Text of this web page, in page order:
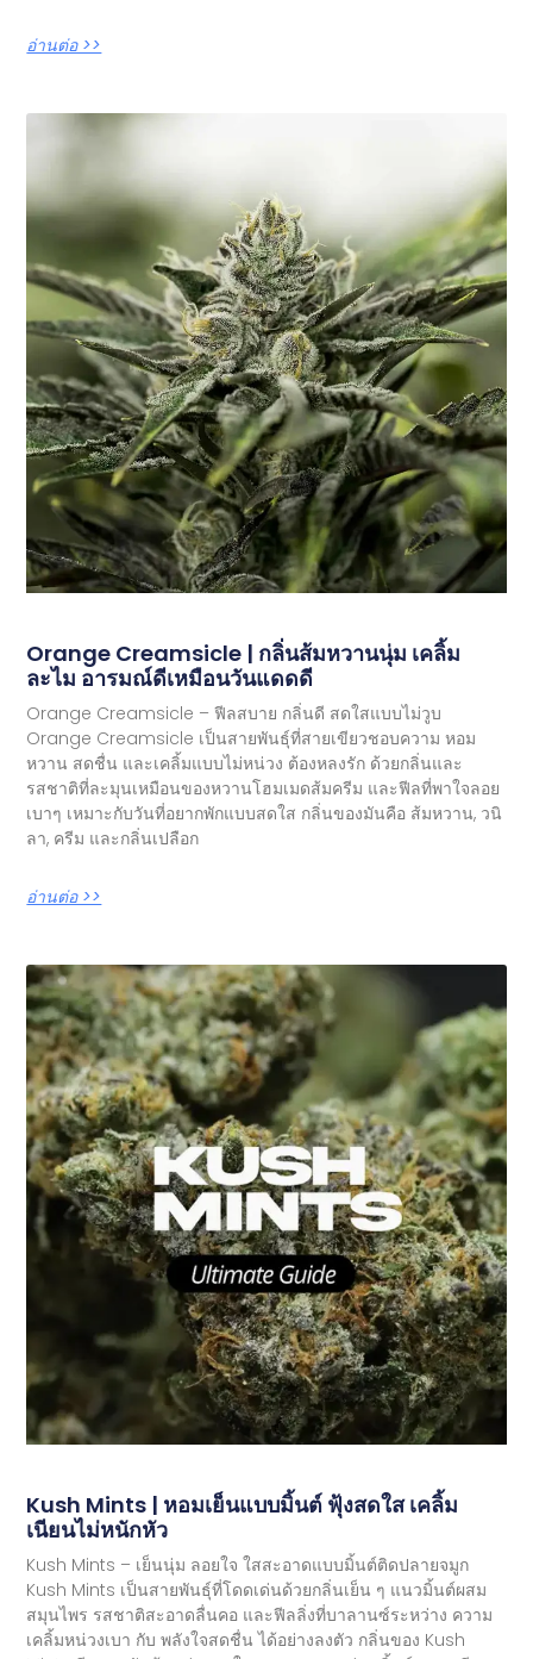
อ่านต่อ >>
Orange Creamsicle | กลิ่นส้มหวานนุ่ม เคลิ้ม
ละไม อารมณ์ดีเหมือนวันแดดดี
Orange Creamsicle – ฟีลสบาย กลิ่นดี สดใสแบบไม่วูบ
Orange Creamsicle เป็นสายพันธุ์ที่สายเขียวชอบความ หอม
หวาน สดชื่น และเคลิ้มแบบไม่หน่วง ต้องหลงรัก ด้วยกลิ่นและ
รสชาติที่ละมุนเหมือนของหวานโฮมเมดส้มครีม และฟีลที่พาใจลอย
เบาๆ เหมาะกับวันที่อยากพักแบบสดใส กลิ่นของมันคือ ส้มหวาน, วนิ
ลา, ครีม และกลิ่นเปลือก
อ่านต่อ >>
Kush Mints | หอมเย็นแบบมิ้นต์ ฟุ้งสดใส เคลิ้ม
เนียนไม่หนักหัว
Kush Mints – เย็นนุ่ม ลอยใจ ใสสะอาดแบบมิ้นต์ติดปลายจมูก
Kush Mints เป็นสายพันธุ์ที่โดดเด่นด้วยกลิ่นเย็น ๆ แนวมิ้นต์ผสม
สมุนไพร รสชาติสะอาดลื่นคอ และฟีลลิ่งที่บาลานซ์ระหว่าง ความ
เคลิ้มหน่วงเบา กับ พลังใจสดชื่น ได้อย่างลงตัว กลิ่นของ Kush